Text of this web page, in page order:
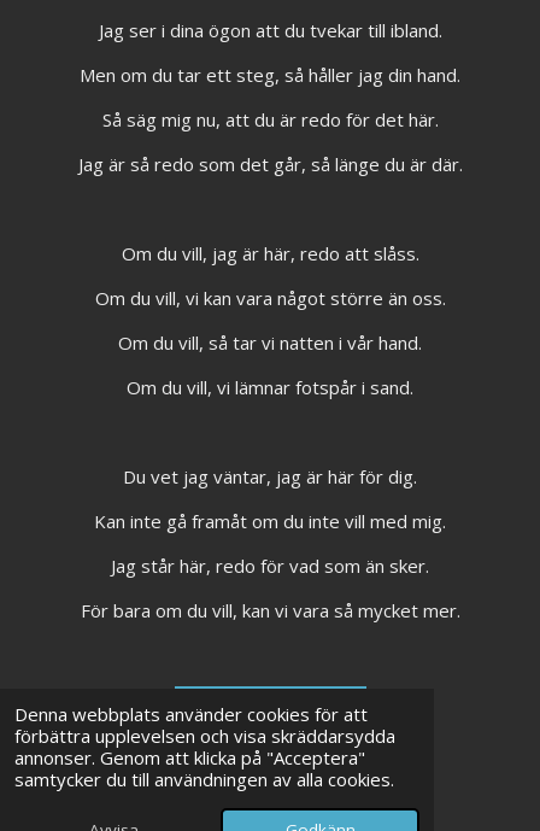
Denna webbplats använder cookies för att
förbättra upplevelsen och visa skräddarsydda
annonser. Genom att klicka på "Acceptera"
samtycker du till användningen av alla cookies.
Jag ser i dina ögon att du tvekar till ibland.
Men om du tar ett steg, så håller jag din hand.
Så säg mig nu, att du är redo för det här.
Jag är så redo som det går, så länge du är där.
Om du vill, jag är här, redo att slåss.
Om du vill, vi kan vara något större än oss.
Om du vill, så tar vi natten i vår hand.
Om du vill, vi lämnar fotspår i sand.
Du vet jag väntar, jag är här för dig.
Kan inte gå framåt om du inte vill med mig.
Jag står här, redo för vad som än sker.
För bara om du vill, kan vi vara så mycket mer.
LYSSNA PÅ LÅTEN
LYSSNA PÅ REMIXEN